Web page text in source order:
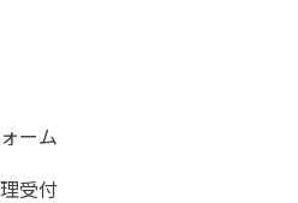
ーム
受付